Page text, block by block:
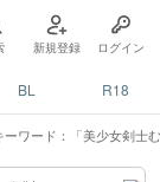
新規登録 ログイン
BL R18
ーワード：「美少女剣士